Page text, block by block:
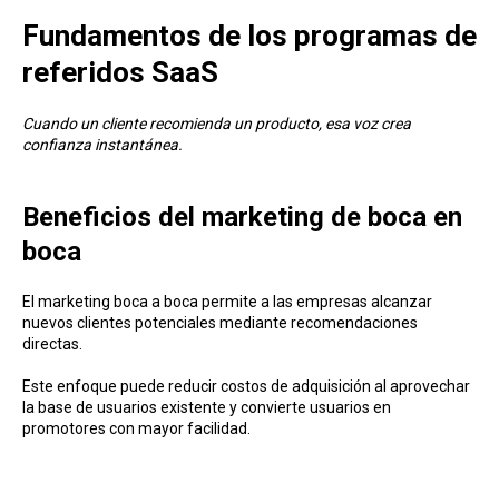
Fundamentos de los programas de
referidos SaaS
Cuando un cliente recomienda un producto, esa voz crea
confianza instantánea.
Beneficios del marketing d e boca en
boca
El marketing boca a boca permite a las empresas alcanzar
nuevos clientes potenciales mediante recomendaciones
directas.
Este enfoque puede reducir costos de adquisición al aprovechar
la base de usuarios existente y convierte usuarios en
promotores con mayor facilidad.